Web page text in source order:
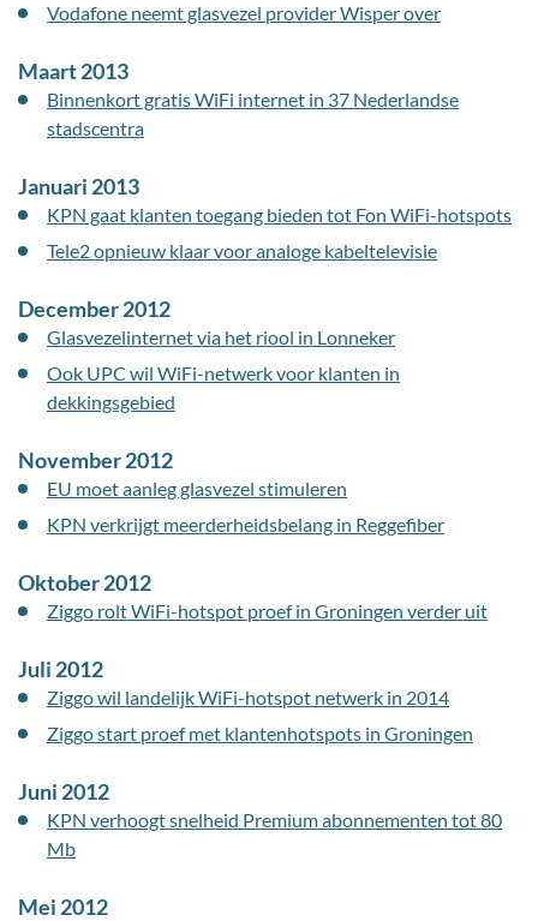
Vodafone neemt glasvezel provider Wisper over
Maart 2013
Binnenkort gratis WiFi internet in 37 Nederlandse
stadscentra
Januari 2013
KPN gaat klanten toegang bieden tot Fon WiFi-hotspots
Tele2 opnieuw klaar voor analoge kabeltelevisie
December 2012
Glasvezelinternet via het riool in Lonneker
Ook UPC wil WiFi-netwerk voor klanten in
dekkingsgebied
November 2012
EU moet aanleg glasvezel stimuleren
KPN verkrijgt meerderheidsbelang in Reggefiber
Oktober 2012
Ziggo rolt WiFi-hotspot proef in Groningen verder uit
Juli 2012
Ziggo wil landelijk WiFi-hotspot netwerk in 2014
Ziggo start proef met klantenhotspots in Groningen
Juni 2012
KPN verhoogt snelheid Premium abonnementen tot 80
Mb
Mei 2012